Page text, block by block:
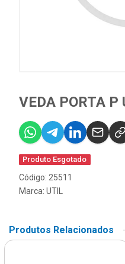
VEDA PORTA P
Produto Esgotado
Código: 25511
Marca: UTIL
Produtos Relacionados